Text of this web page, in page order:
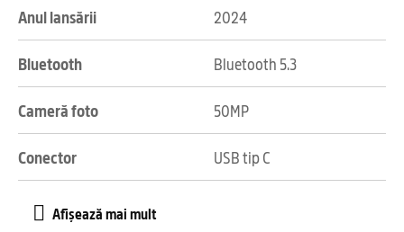
Anul lansării 2024
Bluetooth Bluetooth 5.3
Cameră foto 50MP
Conector USB tip C